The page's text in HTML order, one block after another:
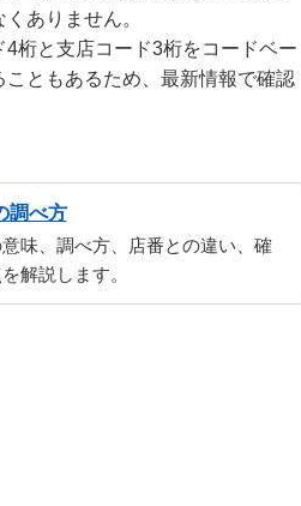
ありません。
桁と支店コード3桁をコードベー
ともあるため、最新情報で確認
調べ方
味、調べ方、店番との違い、確
解説します。